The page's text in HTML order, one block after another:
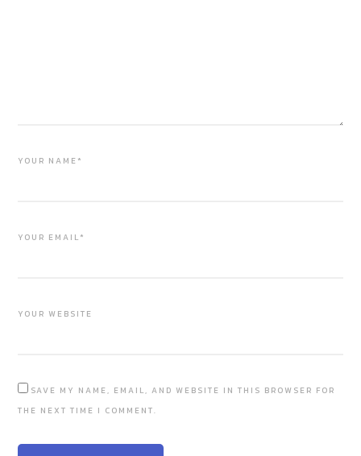
YOUR NAME*
YOUR EMAIL*
YOUR WEBSITE
SAVE MY NAME, EMAIL, AND WEBSITE IN THIS BROWSER FOR
THE NEXT TIME I COMMENT.